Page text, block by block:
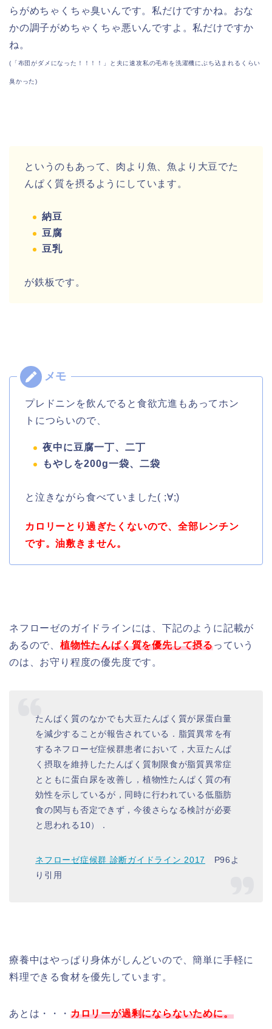
らがめちゃくちゃ臭いんです。私だけですかね。おな
かの調子がめちゃくちゃ悪いんですよ。私だけですか
ね。
(「布団がダメになった！！！！」と夫に速攻私の毛布を洗濯機にぶち込まれるくらい
臭かった)
というのもあって、肉より魚、魚より大豆でた
んぱく質を摂るようにしています。
納豆
豆腐
豆乳
が鉄板です。
プレドニンを飲んでると食欲亢進もあってホン
トにつらいので、
夜中に豆腐一丁、二丁
もやしを200g一袋、二袋
と泣きながら食べていました( ;∀;)
カロリーとり過ぎたくないので、全部レンチン
です。油敷きません。
ネフローゼのガイドラインには、下記のように記載が
あるので、 植物性たんぱく質を優先して摂るっていう
のは、お守り程度の優先度です。
たんぱく質のなかでも大豆たんぱく質が尿蛋白量
を減少することが報告されている．脂質異常を有
するネフローゼ症候群患者において，大豆たんぱ
く摂取を維持したたんぱく質制限食が脂質異常症
とともに蛋白尿を改善し，植物性たんぱく質の有
効性を示しているが，同時に行われている低脂肪
食の関与も否定できず，今後さらなる検討が必要
と思われる10）．
ネフローゼ症候群 診断ガイドライン 2017
P96よ
り引用
療養中はやっぱり身体がしんどいので、簡単に手軽に
料理できる食材を優先しています。
あとは・・・ カロリーが過剰にならないために。